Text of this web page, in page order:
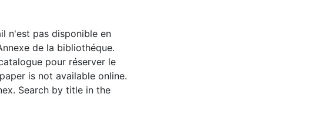
n'est pas disponible en
de la bibliothéque.
pour réserver le
is not available online.
Search by title in the